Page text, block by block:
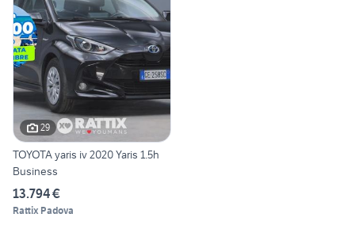
29
TOYOTA yaris iv 2020 Yaris 1.5h
Business
13.794 €
Rattix Padova